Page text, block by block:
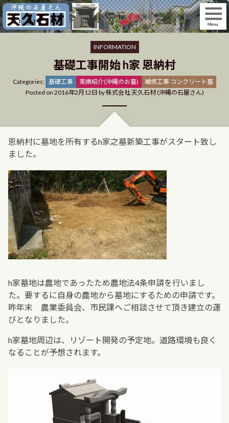
Skip
to
content
INFORMATION
基礎工事開始 h家 恩納村
Categories: Categories
基礎工事 実績紹介(沖縄のお墓)
補修工事 コンクリート墓
Posted on 2016年2月12日 by株式会社 天久石材 (沖縄の石屋さん)
恩納村に墓地を所有するh家之墓新築工事がスタート致し
ました。
h家墓地は農地であったため農地法4条申請を行いまし
た。要するに自身の農地から墓地にするための申請です。
昨年末 農業委員会、市民課へご相談させて頂き建立の運
びとなりました。
h家墓地周辺は、リゾート開発の予定地。道路環境も良く
なることが予想されます。